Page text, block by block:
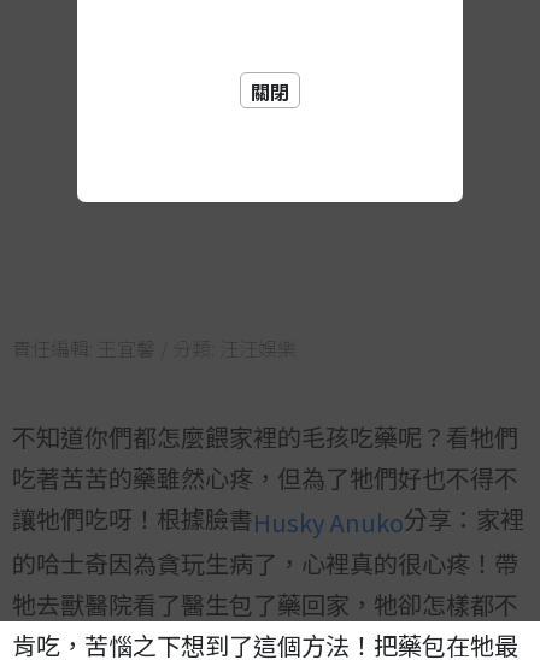
責任編輯: 王宜馨 / 分類: 汪汪娛樂
不知道你們都怎麼餵家裡的毛孩吃藥呢？看牠們
吃著苦苦的藥雖然心疼，但為了牠們好也不得不
讓牠們吃呀！根據臉書Husky Anuko分享：家裡
的哈士奇因為貪玩生病了，心裡真的很心疼！帶
牠去獸醫院看了醫生包了藥回家，牠卻怎樣都不
肯吃，苦惱之下想到了這個方法！把藥包在牠最
關閉